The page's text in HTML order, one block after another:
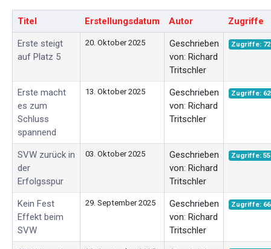
Titel Erstellungsdatum Autor Zugriffe
Erste steigt
auf Platz 5
20. Oktober 2025
Geschrieben
von: Richard
Tritschler
Zugriffe:
Erste macht
es zum
Schluss
spannend
13. Oktober 2025
Geschrieben
von: Richard
Tritschler
Zugriffe:
SVW zurück in
der
Erfolgsspur
03. Oktober 2025
Geschrieben
von: Richard
Tritschler
Zugriffe:
Kein Fest
Effekt beim
SVW
29. September 2025
Geschrieben
von: Richard
Tritschler
Zugriffe: